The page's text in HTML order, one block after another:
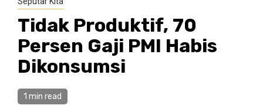
Tidak Produktif, 70
Persen Gaji PMI Habis
Dikonsumsi
1 min read